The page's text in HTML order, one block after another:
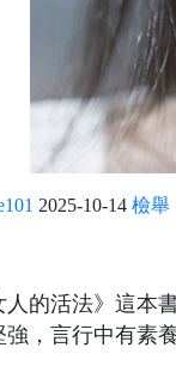
2025-10-14 檢舉
人的活法》這本
強，言行中有素